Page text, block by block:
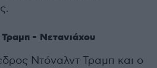
- Νετανιάχου
Ντόναλντ Τραμπ και ο